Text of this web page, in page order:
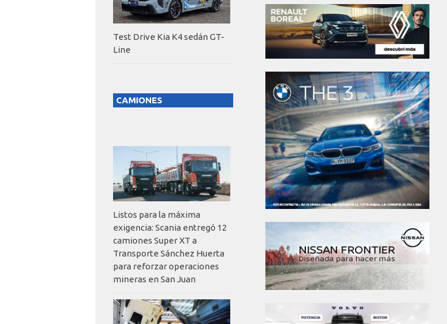
Test Drive Kia K4 sedán GT-
Line
CAMIONES
Listos para la máxima
exigencia: Scania entregó 12
camiones Super XT a
Transporte Sánchez Huerta
para reforzar operaciones
mineras en San Juan